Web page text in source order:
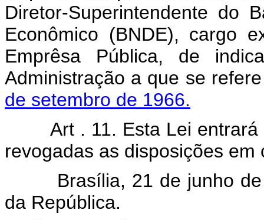
Diretor-Superintendente do
Econômico (BNDE), cargo
Emprêsa Pública, de
Administração a que se
de setembro de 1966.
Art . 11. Esta Lei
revogadas as disposições em
Brasília, 21 de junho de
da República.